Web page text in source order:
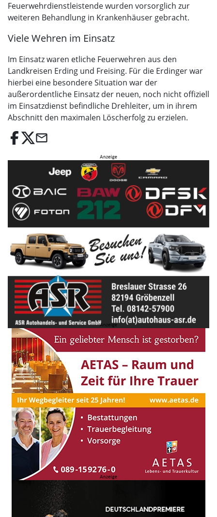
Feuerwehrdienstleistende wurden vorsorglich zur
weiteren Behandlung in Krankenhäuser gebracht.
Viele Wehren im Einsatz
Im Einsatz waren etliche Feuerwehren aus den
Landkreisen Erding und Freising. Für die Erdinger war
hierbei eine besondere Situation war der
außerordentliche Einsatz der neuen, noch nicht offiziell
im Einsatzdienst befindliche Drehleiter, um in ihrem
Abschnitt den maximalen Löscherfolg zu erzielen.
email